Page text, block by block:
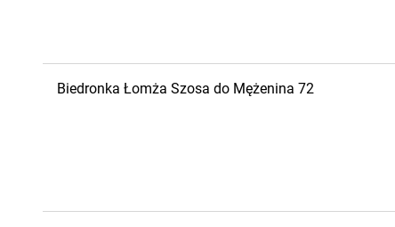
Biedronka Łomża Szosa do Mężenina 72